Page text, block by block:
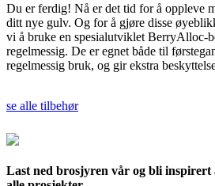
Du er ferdig! Nå er det tid for å oppleve
ditt nye gulv. Og for å gjøre disse
vi å bruke en spesialutviklet BerryAlloc-
regelmessig. De er egnet både til
regelmessig bruk, og gir ekstra
se alle tilbehør
Last ned brosjyren vår og bli inspirert